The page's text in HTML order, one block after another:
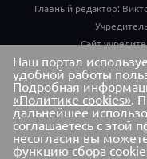
Главный редактор:
Сайт
Наш портал
удобной работы
Подробная
«Политике cookies».
дальнейшее
соглашаетесь с этой
несогласия вы
функцию сбора